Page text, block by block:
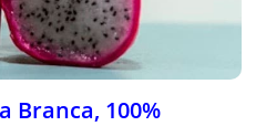
Branca, 100%